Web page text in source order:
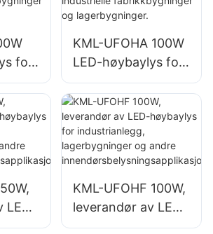
og
for
KML-UFOHA 100W
LED-høybaylys for
innendørsområder
som industrielle
fabrikkbygninger
og lagerbygninger.
KML-UFOHF 100W,
leverandør av LED-
høybaylys for